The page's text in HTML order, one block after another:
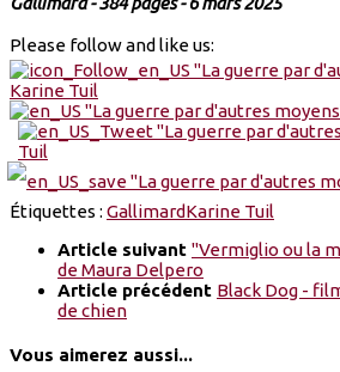
Please follow and like us:
Étiquettes : GallimardKarine Tuil
Article suivant "Vermiglio ou la
de Maura Delpero
Article précédent Black Dog -
de chien
Vous aimerez aussi...